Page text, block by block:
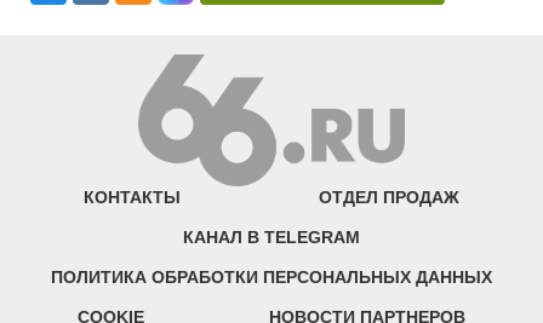
КОНТАКТЫ ОТДЕЛ ПРОДАЖ
КАНАЛ В TELEGRAM
ПОЛИТИКА ОБРАБОТКИ ПЕРСОНАЛЬНЫХ ДАННЫХ
COOKIE НОВОСТИ ПАРТНЕРОВ